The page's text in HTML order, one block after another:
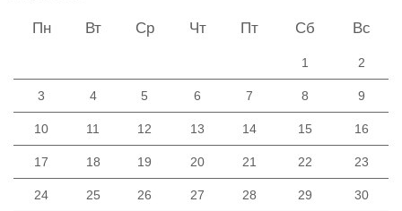
Пн Вт Ср Чт Пт Сб Вс
1 2
3 4 5 6 7 8 9
10 11 12 13 14 15 16
17 18 19 20 21 22 23
24 25 26 27 28 29 30